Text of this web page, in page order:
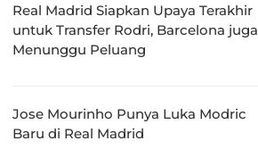
Real Madrid Siapkan Upaya Terakhir
untuk Transfer Rodri, Barcelona juga
Menunggu Peluang
Jose Mourinho Punya Luka Modric
Baru di Real Madrid